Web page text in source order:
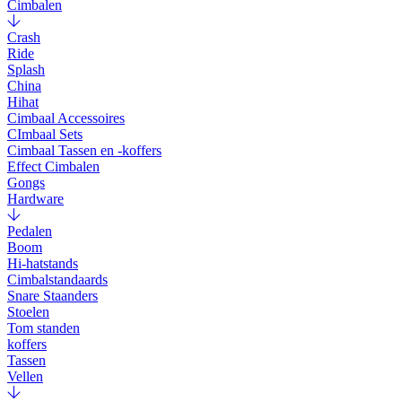
Cimbalen
Crash
Ride
Splash
China
Hihat
Cimbaal Accessoires
CImbaal Sets
Cimbaal Tassen en -koffers
Effect Cimbalen
Gongs
Hardware
Pedalen
Boom
Hi-hatstands
Cimbalstandaards
Snare Staanders
Stoelen
Tom standen
koffers
Tassen
Vellen